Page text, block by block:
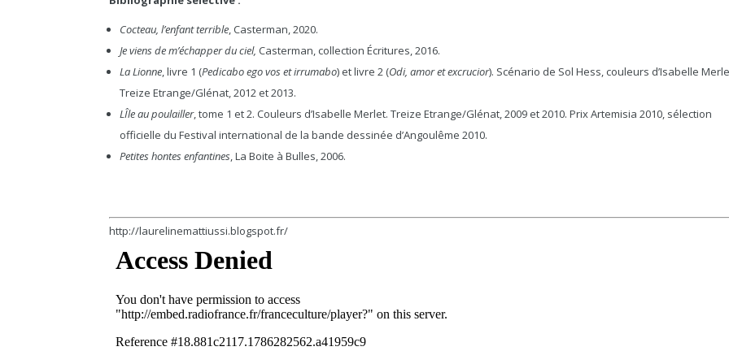
Cocteau, l’enfant terrible, Casterman, 2020.
Je viens de m’échapper du ciel, Casterman, collection Écritures, 2016.
La Lionne, livre 1 (Pedicabo ego vos et irrumabo) et livre 2 (Odi, amor et excrucior). Scénario de Sol Hess, couleurs d’Isabelle
Treize Etrange/Glénat, 2012 et 2013.
LÎle au poulailler, tome 1 et 2. Couleurs d’Isabelle Merlet. Treize Etrange/Glénat, 2009 et 2010. Prix Artemisia 2010, sélection
officielle du Festival international de la bande dessinée d’Angoulême 2010.
Petites hontes enfantines, La Boite à Bulles, 2006.
http://laurelinemattiussi.blogspot.fr/